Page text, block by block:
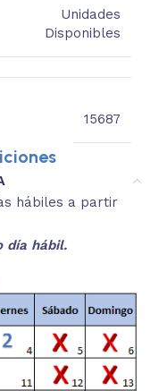
Unidades
Disponibles
15687
hábiles a partir
día hábil.